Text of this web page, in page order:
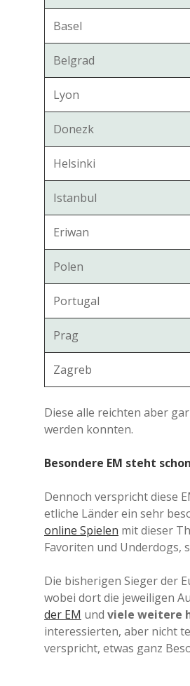
Basel
Belgrad
Lyon
Donezk
Helsinki
Istanbul
Eriwan
Polen
Portugal
Prag
Zagreb
Diese alle reichten aber
werden konnten.
Besondere EM steht
Dennoch verspricht diese
etliche Länder ein sehr
online Spielen mit dieser
Favoriten und Underdogs,
Die bisherigen Sieger der
wobei dort die jeweiligen
der EM und viele weitere
interessierten, aber nicht
verspricht, etwas ganz